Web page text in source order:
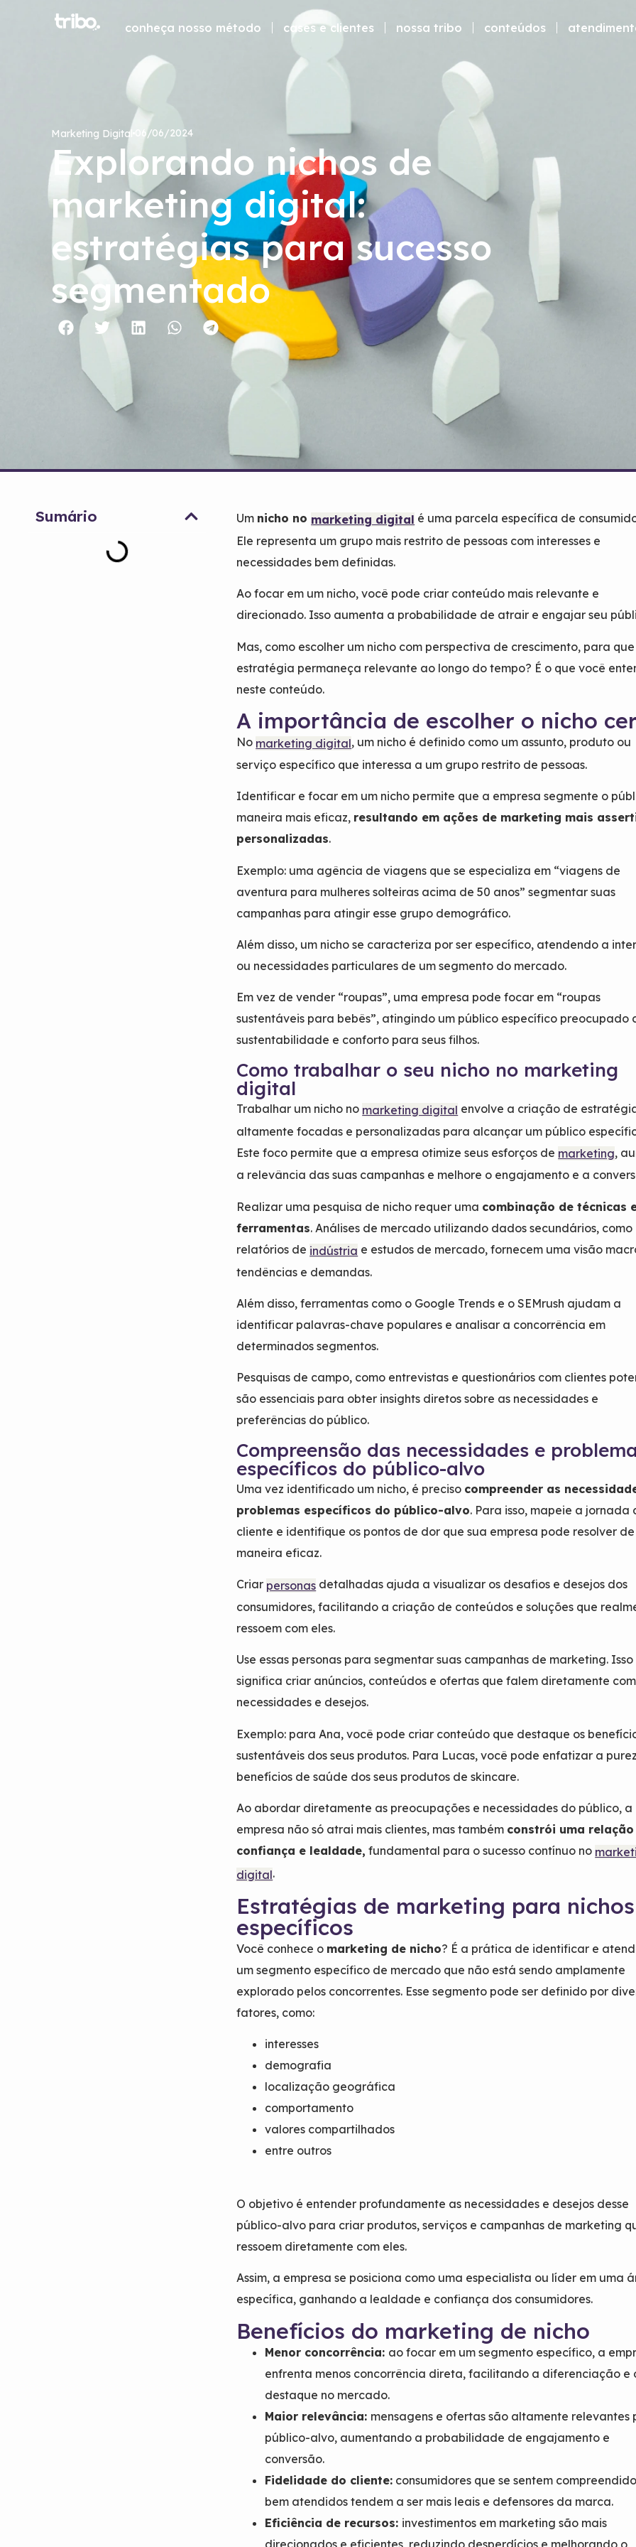
conheça nosso método cases e clientes nossa tribo conteúdos
Marketing Digital 06/06/2024
Explorando nichos de
marketing digital:
estratégias para sucesso
segmentado
Sumário Um nicho no marketing digital é uma parcela específica de
Ele representa um grupo mais restrito de pessoas com interesses e
necessidades bem definidas.
Ao focar em um nicho, você pode criar conteúdo mais relevante e
direcionado. Isso aumenta a probabilidade de atrair e engajar seu
Mas, como escolher um nicho com perspectiva de crescimento, para
estratégia permaneça relevante ao longo do tempo? É o que você
neste conteúdo.
A importância de escolher o nicho
No marketing digital, um nicho é definido como um assunto, produto ou
serviço específico que interessa a um grupo restrito de pessoas.
Identificar e focar em um nicho permite que a empresa segmente o
maneira mais eficaz, resultando em ações de marketing mais
personalizadas.
Exemplo: uma agência de viagens que se especializa em “viagens de
aventura para mulheres solteiras acima de 50 anos” segmentar suas
campanhas para atingir esse grupo demográfico.
Além disso, um nicho se caracteriza por ser específico, atendendo a
ou necessidades particulares de um segmento do mercado.
Em vez de vender “roupas”, uma empresa pode focar em “roupas
sustentáveis para bebês”, atingindo um público específico preocupado
sustentabilidade e conforto para seus filhos.
Como trabalhar o seu nicho no marketing
digital
Trabalhar um nicho no marketing digital envolve a criação de
altamente focadas e personalizadas para alcançar um público
Este foco permite que a empresa otimize seus esforços de marketing,
a relevância das suas campanhas e melhore o engajamento e a
Realizar uma pesquisa de nicho requer uma combinação de técnicas
ferramentas. Análises de mercado utilizando dados secundários, como
relatórios de indústria e estudos de mercado, fornecem uma visão
tendências e demandas.
Além disso, ferramentas como o Google Trends e o SEMrush ajudam a
identificar palavras-chave populares e analisar a concorrência em
determinados segmentos.
Pesquisas de campo, como entrevistas e questionários com clientes
são essenciais para obter insights diretos sobre as necessidades e
preferências do público.
Compreensão das necessidades e
específicos do público-alvo
Uma vez identificado um nicho, é preciso compreender as
problemas específicos do público-alvo. Para isso, mapeie a jornada
cliente e identifique os pontos de dor que sua empresa pode resolver de
maneira eficaz.
Criar personas detalhadas ajuda a visualizar os desafios e desejos dos
consumidores, facilitando a criação de conteúdos e soluções que
ressoem com eles.
Use essas personas para segmentar suas campanhas de marketing. Isso
significa criar anúncios, conteúdos e ofertas que falem diretamente
necessidades e desejos.
Exemplo: para Ana, você pode criar conteúdo que destaque os
sustentáveis dos seus produtos. Para Lucas, você pode enfatizar a
benefícios de saúde dos seus produtos de skincare.
Ao abordar diretamente as preocupações e necessidades do público, a
empresa não só atrai mais clientes, mas também constrói uma
confiança e lealdade, fundamental para o sucesso contínuo no
digital.
Estratégias de marketing para nichos
específicos
Você conhece o marketing de nicho? É a prática de identificar e
um segmento específico de mercado que não está sendo amplamente
explorado pelos concorrentes. Esse segmento pode ser definido por
fatores, como:
interesses
demografia
localização geográfica
comportamento
valores compartilhados
entre outros
O objetivo é entender profundamente as necessidades e desejos desse
público-alvo para criar produtos, serviços e campanhas de marketing
ressoem diretamente com eles.
Assim, a empresa se posiciona como uma especialista ou líder em uma
específica, ganhando a lealdade e confiança dos consumidores.
Benefícios do marketing de nicho
Menor concorrência: ao focar em um segmento específico, a
enfrenta menos concorrência direta, facilitando a diferenciação e
destaque no mercado.
Maior relevância: mensagens e ofertas são altamente relevantes
público-alvo, aumentando a probabilidade de engajamento e
conversão.
Fidelidade do cliente: consumidores que se sentem
bem atendidos tendem a ser mais leais e defensores da marca.
Eficiência de recursos: investimentos em marketing são mais
direcionados e eficientes, reduzindo desperdícios e melhorando o